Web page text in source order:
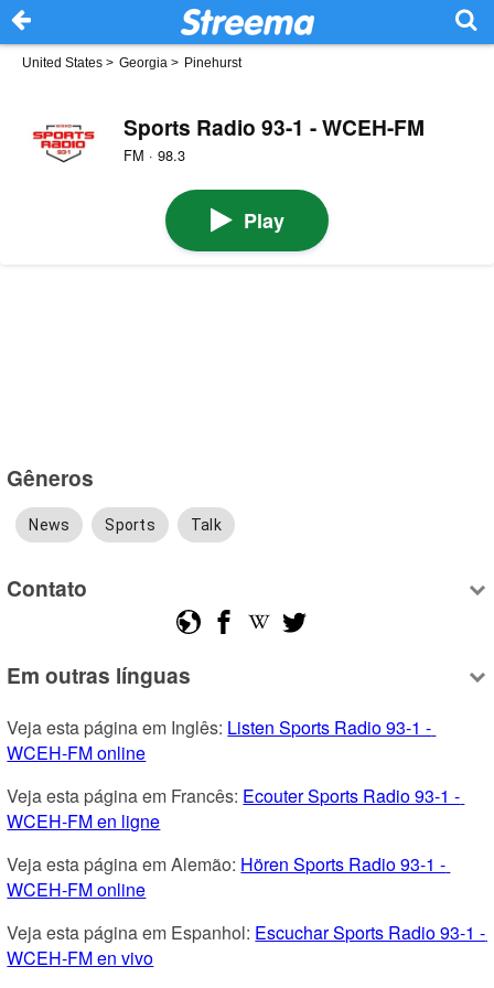
United States > Georgia > Pinehurst
Sports Radio 93-1 - WCEH-FM
FM · 98.3
Play
Gêneros
News Sports Talk
Contato
Em outras línguas
Veja esta página em Inglês: Listen Sports Radio 93-1 -
WCEH-FM online
Veja esta página em Francês: Ecouter Sports Radio 93-1 -
WCEH-FM en ligne
Veja esta página em Alemão: Hören Sports Radio 93-1 -
WCEH-FM online
Veja esta página em Espanhol: Escuchar Sports Radio 93-1 -
WCEH-FM en vivo